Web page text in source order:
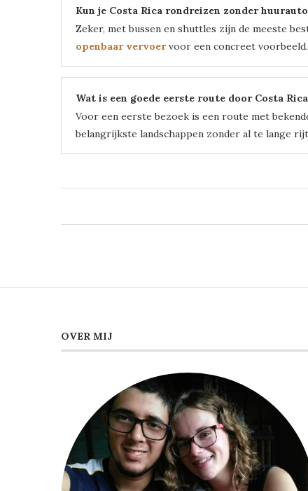
Kun je Costa Rica rondreizen zonder
Zeker, met bussen en shuttles zijn de meeste
openbaar vervoervoor een concreet voorbeeld.
Wat is een goede eerste route door Costa
Voor een eerste bezoek is een route met
belangrijkste landschappen zonder al te lange
OVER MIJ